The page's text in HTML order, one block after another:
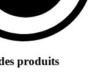
produits